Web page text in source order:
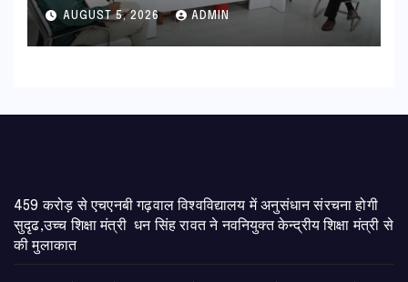
AUGUST 5, 2026 ADMIN
459 करोड़ से एचएनबी गढ़वाल विश्वविद्यालय में अनुसंधान संरचना होगी
सुदृढ,उच्च शिक्षा मंत्री धन सिंह रावत ने नवनियुक्त केन्द्रीय शिक्षा मंत्री से
की मुलाकात